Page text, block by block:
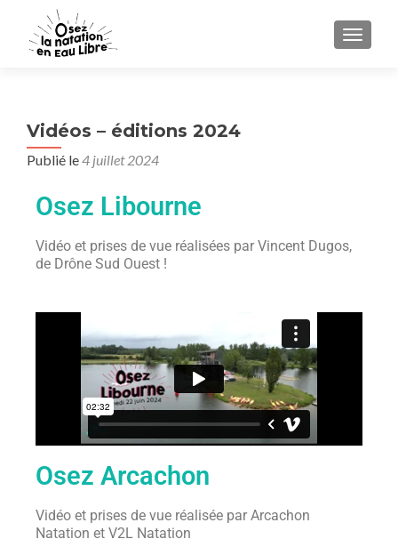
Vidéos – éditions 2024
Publié le4 juillet 2024
Osez Libourne
Vidéo et prises de vue réalisées par Vincent Dugos,
de Drône Sud Ouest !
Osez Arcachon
Vidéo et prises de vue réalisée par Arcachon
Natation et V2L Natation